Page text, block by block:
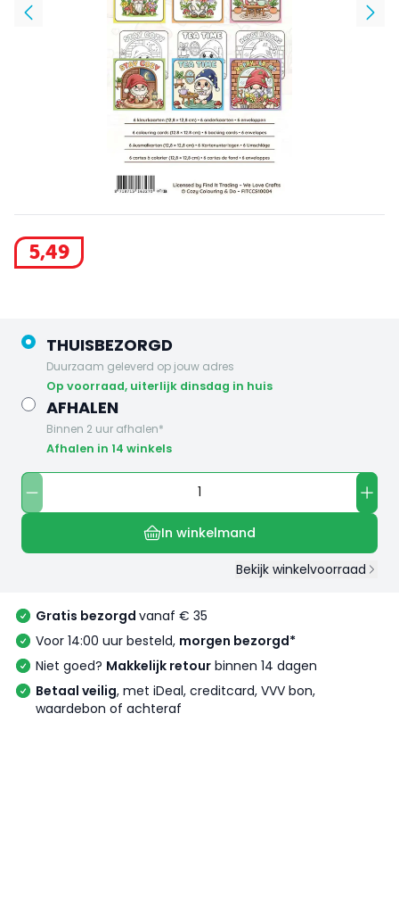
5,49
THUISBEZORGD
Duurzaam geleverd op jouw adres
op voorraad, uiterlijk dinsdag in huis
AFHALEN
Binnen 2 uur afhalen*
Afhalen in 14 winkels
In winkelmand
Bekijk winkelvoorraad
Gratis bezorgd vanaf € 35
Voor 14:00 uur besteld, morgen bezorgd*
Niet goed? Makkelijk retour binnen 14 dagen
Betaal veilig, met iDeal, creditcard, VVV bon,
waardebon of achteraf